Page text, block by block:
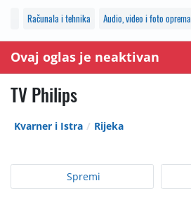
Računala i tehnika Audio, video i foto oprema
Ovaj oglas je neaktivan
TV Philips
Kvarner i Istra Rijeka
Spremi